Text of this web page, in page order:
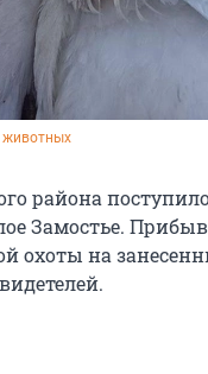
животных
района
Замостье.
охоты на